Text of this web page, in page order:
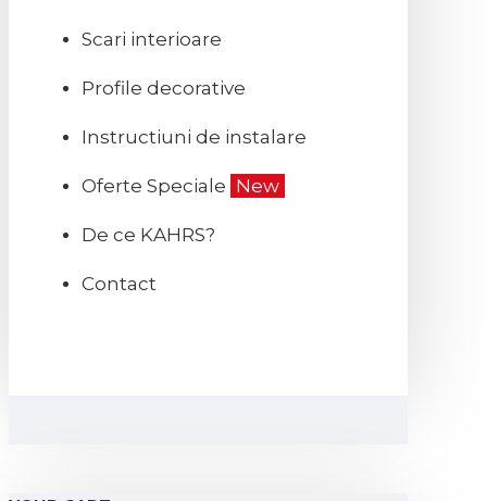
Scari interioare
Profile decorative
Instructiuni de instalare
Oferte Speciale New
De ce KAHRS?
Contact